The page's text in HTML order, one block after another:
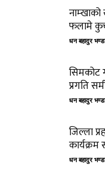
फलामे
धन बहादुर
सिमकोट
प्रगति
धन बहादुर
जिल्ला
कार्यक्रम
धन बहादुर